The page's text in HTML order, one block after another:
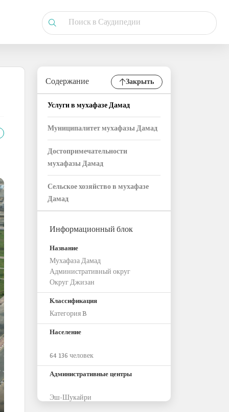
Содержание Закрыть
Услуги в мухафазе Дамад
Муниципалитет мухафазы Дамад
Достопримечательности
мухафазы Дамад
Сельское хозяйство в мухафазе
Дамад
Информационный блок
Название
Мухафаза Дамад
Административный округ
Округ Джизан
Классификация
Категория B
Население
64 136 человек
Административные центры
Эш-Шукайри